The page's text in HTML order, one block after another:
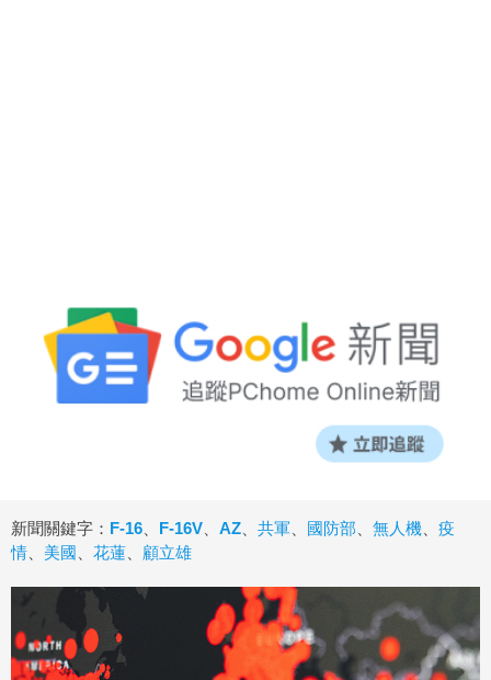
新聞關鍵字： F-16 F-16V AZ 共軍 國防部 無人機
疫
情
美國 花蓮 顧立雄